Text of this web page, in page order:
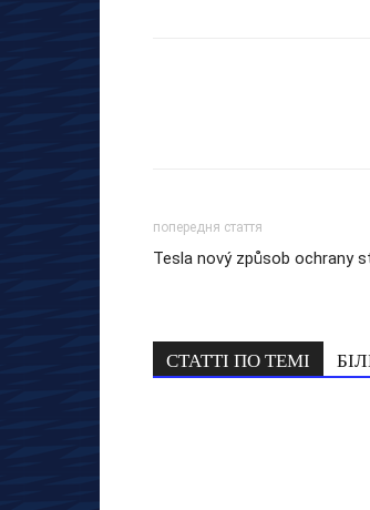
попередня стаття
Tesla nový způsob ochrany
СТАТТІ ПО ТЕМІ